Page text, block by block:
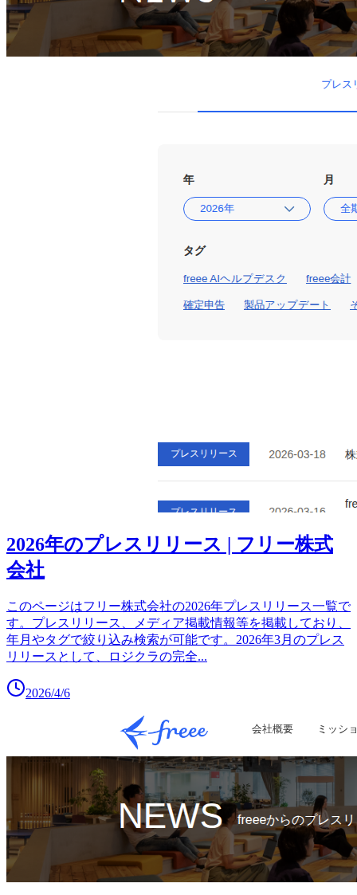
2026年のプレスリリース | フリー株式
会社
このページはフリー株式会社の2026年プレスリリース一覧で
す。プレスリリース、メディア掲載情報等を掲載しており、
年月やタグで絞り込み検索が可能です。2026年3月のプレス
リリースとして、ロジクラの完全...
2026/4/6